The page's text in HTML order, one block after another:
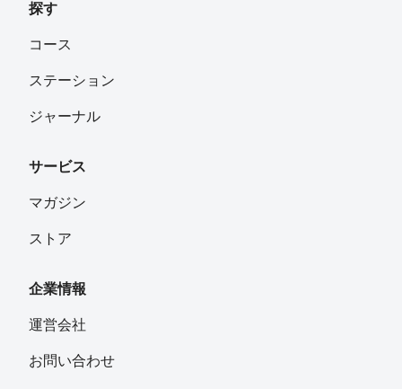
探す
コース
ステーション
ジャーナル
サービス
マガジン
ストア
企業情報
運営会社
お問い合わせ